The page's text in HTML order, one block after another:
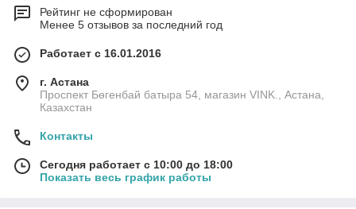
Рейтинг не сформирован
Менее 5 отзывов за последний год
Работает с 16.01.2016
г. Астана
Проспект Бөгенбай батыра 54, магазин VINK., Астана,
Казахстан
Контакты
Сегодня работает с 10:00 до 18:00
Показать весь график работы